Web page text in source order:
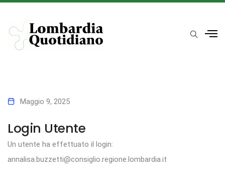
Maggio 9, 2025
Login Utente
Un utente ha effettuato il login:
annalisa.buzzetti@consiglio.regione.lombardia.it